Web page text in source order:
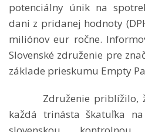
potenciálny únik na
dani z pridanej hodnoty
miliónov eur ročne.
Slovenské združenie pre
základe prieskumu Empty
Združenie priblížilo,
každá trinásta škatuľka